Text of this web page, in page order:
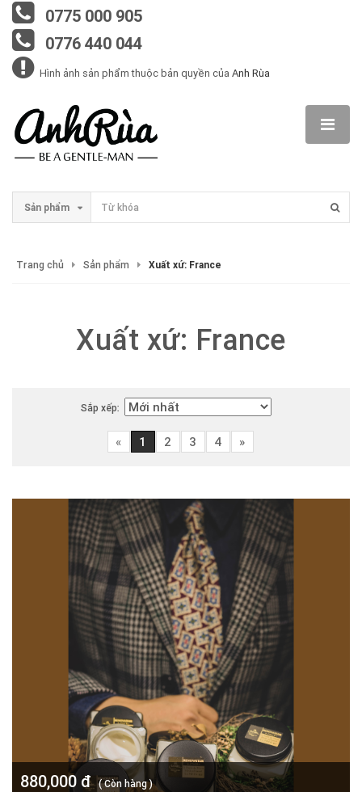
0775 000 905
0776 440 044
Hình ảnh sản phẩm thuộc bản quyền của Anh Rùa
Sản phẩm
Trang chủ Sản phẩm Xuất xứ: France
Xuất xứ: France
Sắp xếp:
« 1 2 3 4 »
880,000 đ( Còn hàng )